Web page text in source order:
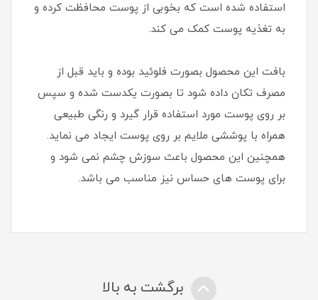
استفاده شده است که بخوبی از پوست محافظت کرده و
به تغذیه پوست کمک می کند.
بافت این محصول بصورت فلوئید بوده و باید قبل از
مصرف تکان داده شود تا بصورت یکدست شده و سپس
بر روی پوست مورد استفاده قرار گیرد و رنگی طبیعی
همراه با پوششی ملایم بر روی پوست ایجاد می نماید.
همچنین این محصول باعث سوزش چشم نمی شود و
برای پوست های حساس نیز مناسب می باشد.
برگشت به بالا